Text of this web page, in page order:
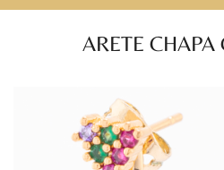
ARETE CHAPA